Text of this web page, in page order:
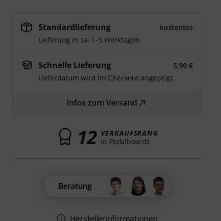
Standardlieferung
kostenlos
Lieferung in ca. 1-3 Werktagen
Schnelle Lieferung
5,90 €
Lieferdatum wird im Checkout angezeigt.
Infos zum Versand
12 VERKAUFSRANG
in Pedalboards
Beratung
Herstellerinformationen